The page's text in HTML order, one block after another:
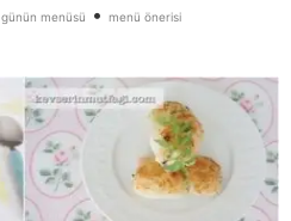
günün menüsü • menü önerisi